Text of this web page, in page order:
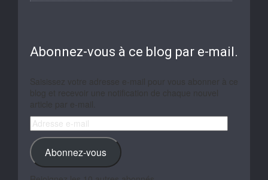
Abonnez-vous à ce blog par e-mail.
Adresse
e-
mail
Abonnez-vous